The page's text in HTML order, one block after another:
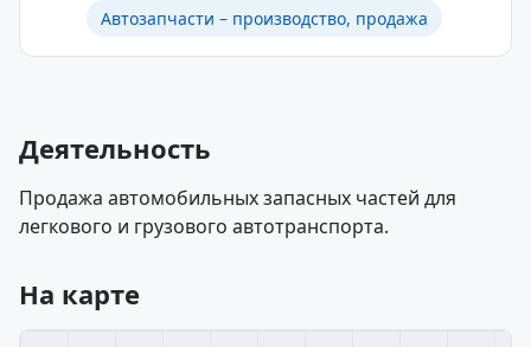
Автозапчасти – производство, продажа
Деятельность
Продажа автомобильных запасных частей для
легкового и грузового автотранспорта.
На карте